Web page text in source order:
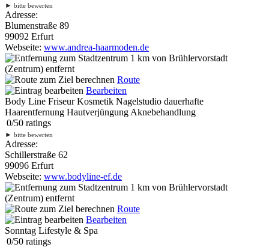
► bitte bewerten
Adresse:
Blumenstraße 89
99092 Erfurt
Webseite: www.andrea-haarmoden.de
1 km von Brühlervorstadt
(Zentrum) entfernt
Route
Bearbeiten
Body Line Friseur Kosmetik Nagelstudio dauerhafte
Haarentfernung Hautverjüngung Aknebehandlung
0/50 ratings
► bitte bewerten
Adresse:
Schillerstraße 62
99096 Erfurt
Webseite: www.bodyline-ef.de
1 km von Brühlervorstadt
(Zentrum) entfernt
Route
Bearbeiten
Sonntag Lifestyle & Spa
0/50 ratings